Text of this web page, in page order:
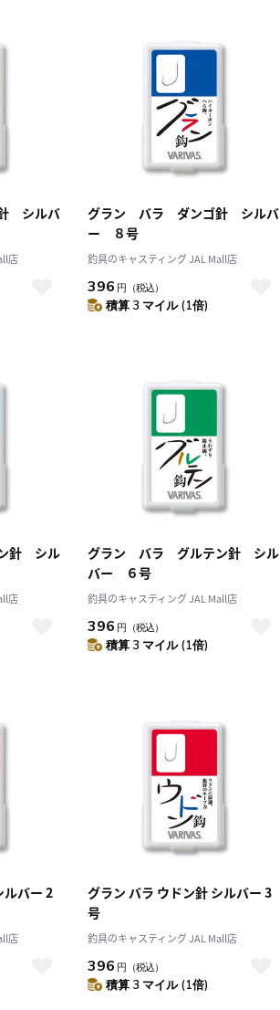
シルバ
店
グラン バラ ダンゴ針 シルバ
ー ８号
釣具のキャスティング JAL Mall店
396 円 （税込）
積算 3 マイル (1倍)
針 シル
店
グラン バラ グルテン針 シル
バー ６号
釣具のキャスティング JAL Mall店
396 円 （税込）
積算 3 マイル (1倍)
ルバー 2
店
グラン バラ ウドン針 シルバー 3
号
釣具のキャスティング JAL Mall店
396 円 （税込）
積算 3 マイル (1倍)